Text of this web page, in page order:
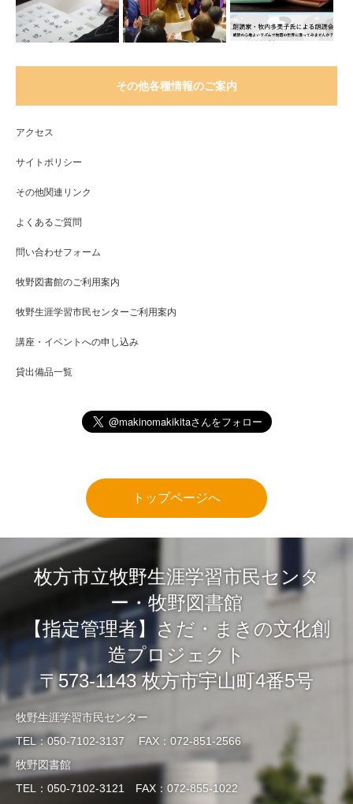
その他各種情報のご案内
アクセス
サイトポリシー
その他関連リンク
よくあるご質問
問い合わせフォーム
牧野図書館のご利用案内
牧野生涯学習市民センターご利用案内
講座・イベントへの申し込み
貸出備品一覧
トップページへ
枚方市立牧野生涯学習市民センタ
ー・牧野図書館
【指定管理者】さだ・まきの文化創
造プロジェクト
〒573-1143 枚方市宇山町4番5号
牧野生涯学習市民センター
TEL：050-7102-3137 FAX：072-851-2566
牧野図書館
TEL：050-7102-3121 FAX：072-855-1022